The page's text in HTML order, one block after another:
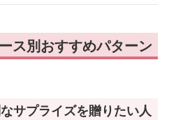
ス別おすすめパターン
サプライズを贈りたい人